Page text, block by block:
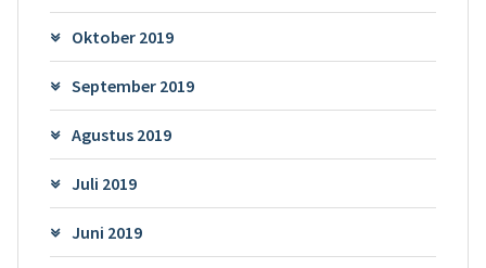
Oktober 2019
September 2019
Agustus 2019
Juli 2019
Juni 2019